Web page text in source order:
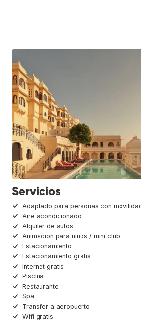
Servicios
Adaptado para personas con
Aire acondicionado
Alquiler de autos
Animación para niños / mini club
Estacionamiento
Estacionamiento gratis
Internet gratis
Piscina
Restaurante
Spa
Transfer a aeropuerto
Wifi gratis